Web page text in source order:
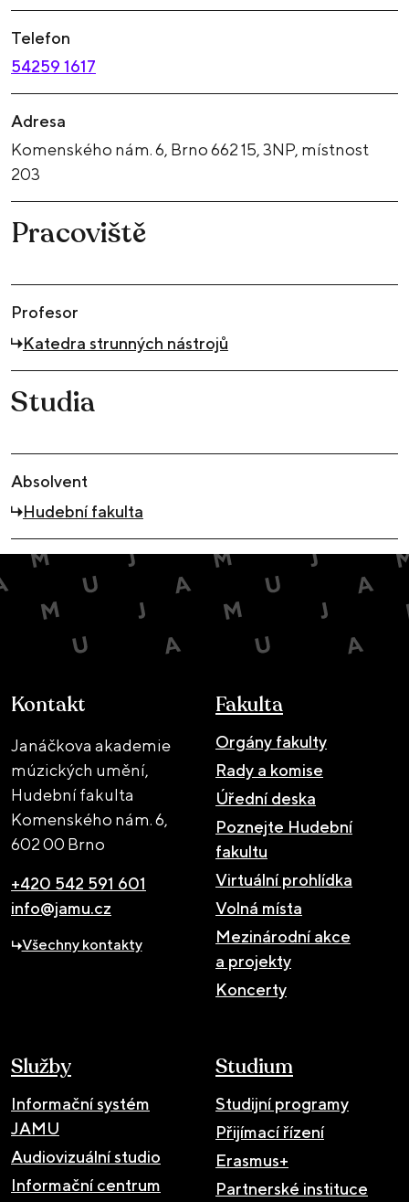
Telefon
54259 1617
Adresa
Komenského nám. 6, Brno 662 15, 3NP, místnost
203
Pracoviště
Profesor
Katedra strunných nástrojů
Studia
Absolvent
Hudební fakulta
Kontakt
Janáčkova akademie
múzických umění,
Hudební fakulta
Komenského nám. 6,
602 00 Brno
+420 542 591 601
info@jamu.cz
Všechny kontakty
Fakulta
Orgány fakulty
Rady a komise
Úřední deska
Poznejte Hudební
fakultu
Virtuální prohlídka
Volná místa
Mezinárodní akce
a projekty
Koncerty
Služby
Informační systém
JAMU
Audiovizuální studio
Informační centrum
Studium
Studijní programy
Přijímací řízení
Erasmus+
Partnerské instituce